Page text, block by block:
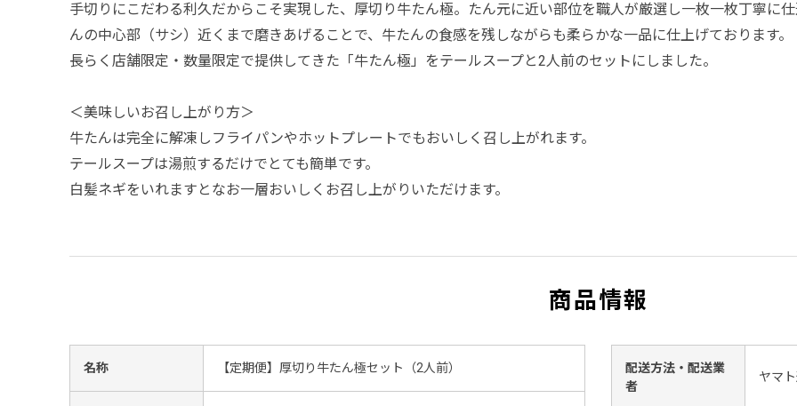
手切りにこだわる利久だからこそ実現した、厚切り牛たん極。たん元に近い部位を職人が厳選し一枚一枚丁寧に
んの中心部（サシ）近くまで磨きあげることで、牛たんの食感を残しながらも柔らかな一品に仕上げております。
長らく店舗限定・数量限定で提供してきた「牛たん極」をテールスープと2人前のセットにしました。
＜美味しいお召し上がり方＞
牛たんは完全に解凍しフライパンやホットプレートでもおいしく召し上がれます。
テールスープは湯煎するだけでとても簡単です。
白髪ネギをいれますとなお一層おいしくお召し上がりいただけます。
商品情報
名称 【定期便】厚切り牛たん極セット（2人前）
配送方法・配送業
者
ヤマ